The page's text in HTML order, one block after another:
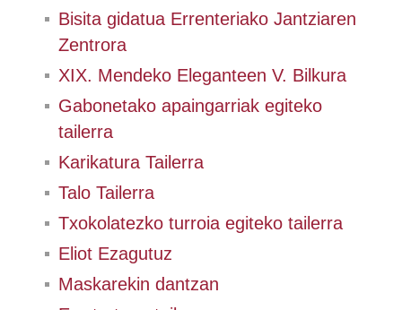
Bisita gidatua Errenteriako Jantziaren
Zentrora
XIX. Mendeko Eleganteen V. Bilkura
Gabonetako apaingarriak egiteko
tailerra
Karikatura Tailerra
Talo Tailerra
Txokolatezko turroia egiteko tailerra
Eliot Ezagutuz
Maskarekin dantzan